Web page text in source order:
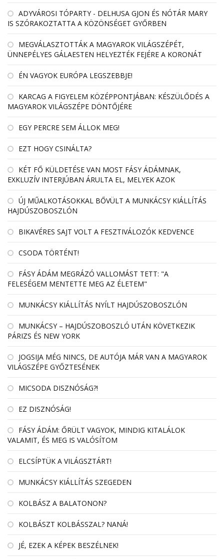
ADYVÁROSI TÓPARTY - DELHUSA GJON ÉS NÓTÁR MARY
IS SZÓRAKOZTATTA A KÖZÖNSÉGET GYŐRBEN
MEGVÁLASZTOTTÁK A MAGYAROK VILÁGSZÉPÉT,
ÜNNEPÉLYES GÁLAESTEN HELYEZTÉK FEJÉRE A KORONÁT
ÉN VAGYOK EURÓPA LEGSZEBBJE!
KARCAG A FIGYELEM KÖZÉPPONTJÁBAN: KÉSZÜLŐDÉS A
MAGYAROK VILÁGSZÉPE DÖNTŐJÉRE
EGY PERCRE SEM ÁLLOK MEG!
EZT HOGY CSINÁLTA?
KÉT FŐ KÜLDETÉSE VAN MOST FÁSY ÁDÁMNAK,
EXKLUZÍV INTERJÚBAN ÁRULTA EL, MELYEK AZOK
ÚJ MŰALKOTÁSOKKAL BŐVÜLT A MUNKÁCSY KIÁLLÍTÁS
HAJDÚSZOBOSZLÓN
BIKAVÉRES SAJT VOLT A FESZTIVÁLOZÓK KEDVENCE
CSODA TÖRTÉNT!
FÁSY ÁDÁM MEGRÁZÓ VALLOMÁST TETT: "A
FELESÉGEM MENTETTE MEG AZ ÉLETEM"
MUNKÁCSY KIÁLLÍTÁS NYÍLT HAJDÚSZOBOSZLÓN
MUNKÁCSY – HAJDÚSZOBOSZLÓ UTÁN KÖVETKEZIK
PÁRIZS ÉS NEW YORK
JOGSIJA MÉG NINCS, DE AUTÓJA MÁR VAN A MAGYAROK
VILÁGSZÉPE GYŐZTESÉNEK
MICSODA DISZNÓSÁG?!
EZ DISZNÓSÁG!
FÁSY ÁDÁM: ŐRÜLT VAGYOK, MINDIG KITALÁLOK
VALAMIT, ÉS MEG IS VALÓSÍTOM
ELCSÍPTÜK A VILÁGSZTÁRT!
MUNKÁCSY KIÁLLÍTÁS SZEGEDEN
KOLBÁSZ A BALATONON?
KOLBÁSZT KOLBÁSSZAL? NANÁ!
JÉ, EZEK A KÉPEK BESZÉLNEK!